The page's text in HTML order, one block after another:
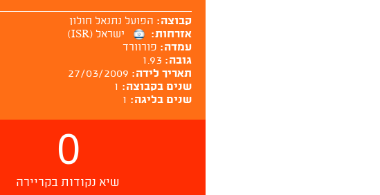
קבוצה: הפועל נתנאל חולון
אזרחות:
ישראל (ISR)
עמדה: פורוורד
גובה: 1.93
תאריך לידה: 27/03/2009
שנים בקבוצה: 1
שנים בליגה: 1
0
שיא נקודות בקריירה